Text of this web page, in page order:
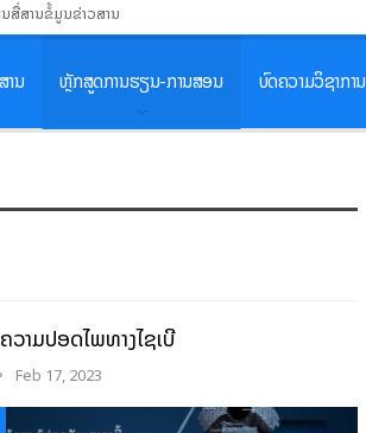
ສື່ສານຂໍ້ມູນຂ່າວສານ
ານ ຫຼັກສູດການຮຽນ-ການສອນ ບົດຄວາມວິຊາການ
ວາມປອດໄພທາງໄຊເບີ
Feb 17, 2023